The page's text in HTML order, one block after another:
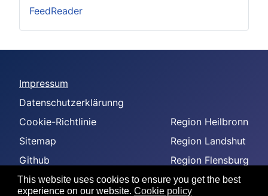
This website uses cookies to ensure you get the best
experience on our website. Cookie policy
FeedReader
Impressum
Datenschutzerklärunng
Cookie-Richtlinie
Sitemap
Github
-
Region Heilbronn
Region Landshut
Region Flensburg
Region Amberg